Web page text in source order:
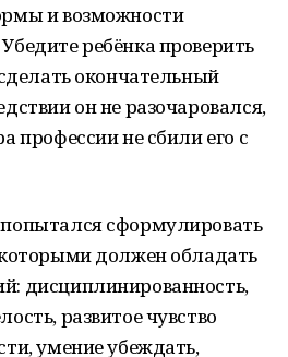
и возможности
ребёнка проверить
окончательный
он не разочаровался,
профессии не сбили его с
сформулировать
должен обладать
дисциплинированность,
развитое чувство
умение убеждать,